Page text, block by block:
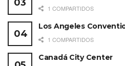
1 COMPARTIDOS
Los Angeles
1 COMPARTIDOS
Canadá City Center